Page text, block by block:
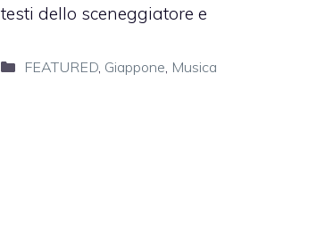
testi dello sceneggiatore e
Categorie
FEATURED Giappone Musica